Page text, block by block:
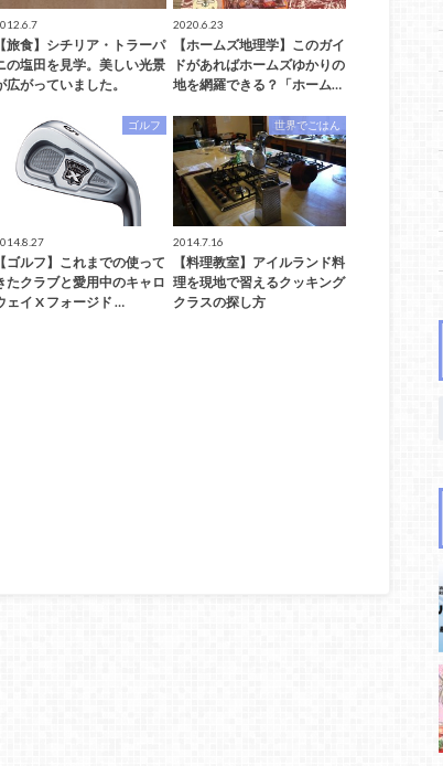
【旅食】シチリア・トラーパ
の塩田を見学。美しい光景
広がっていました。
2020.6.23
【ホームズ地理学】このガイ
ドがあればホームズゆかりの
地を網羅できる？「ホーム…
ゴルフ
【ゴルフ】これまでの使って
たクラブと愛用中のキャロ
ェイ X フォージド …
世界でごはん
2014.7.16
【料理教室】アイルランド料
理を現地で習えるクッキング
クラスの探し方